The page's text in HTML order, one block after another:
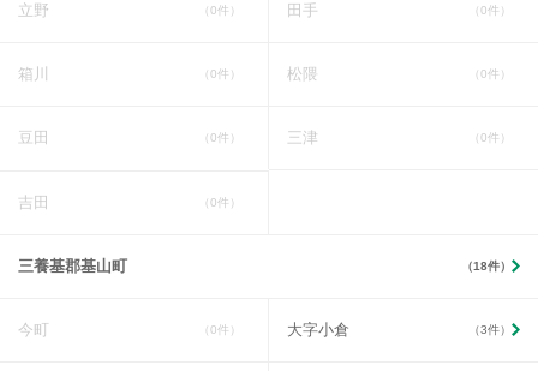
立野 （0件） 田手 （0件）
箱川 （0件） 松隈 （0件）
豆田 （0件） 三津 （0件）
吉田 （0件）
三養基郡基山町 （18件）
今町 （0件） 大字小倉 （3件）